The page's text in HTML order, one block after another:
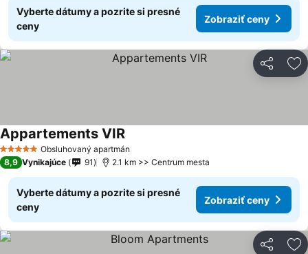
Vyberte dátumy a pozrite si presné
ceny
Zobraziť ceny
Zdieľať
5 Počet hviezdičiekObsluhovaný apartmán
Appartements VIR
8,9 Vynikajúce 91 2.1 km >> Centrum mesta
Vyberte dátumy a pozrite si presné
ceny
Zobraziť ceny
Zdieľať